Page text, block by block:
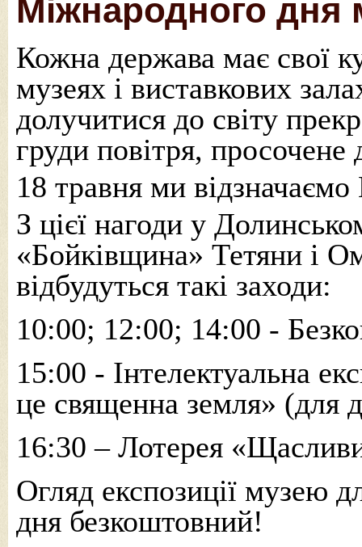
Міжнародного дня
Кожна держава має свої
музеях і виставкових
долучитися до світу
груди повітря, просочене
18 травня ми відзначаємо
З цієї нагоди у
«Бойківщина» Тетяни і
відбудуться такі заходи:
10:00; 12:00; 14:00 -
15:00 - Інтелектуальна
це священна земля» (для
16:30 – Лотерея
Огляд експозиції музею
дня безкоштовний!